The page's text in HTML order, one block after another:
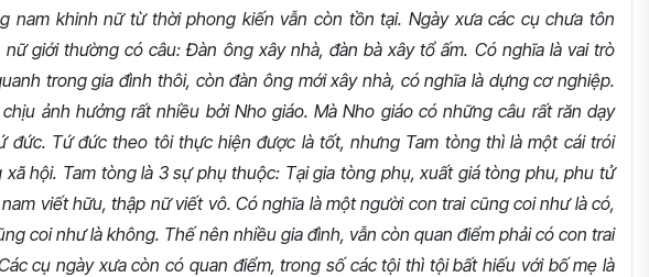
nam khinh nữ từ thời phong kiến vẫn còn tồn tại. Ngày xưa các cụ chưa tôn
giới thường có câu: Đàn ông xây nhà, đàn bà xây tổ ấm. Có nghĩa là vai trò
trong gia đình thôi, còn đàn ông mới xây nhà, có nghĩa là dựng cơ nghiệp.
ảnh hưởng rất nhiều bởi Nho giáo. Mà Nho giáo có những câu rất răn dạy
đức. Tứ đức theo tôi thực hiện được là tốt, nhưng Tam tòng thì là một cái trói
hội. Tam tòng là 3 sự phụ thuộc: Tại gia tòng phụ, xuất giá tòng phu, phu tử
viết hữu, thập nữ viết vô. Có nghĩa là một người con trai cũng coi như là có,
coi như là không. Thế nên nhiều gia đình, vẫn còn quan điểm phải có con trai
cụ ngày xưa còn có quan điểm, trong số các tội thì tội bất hiếu với bố mẹ là